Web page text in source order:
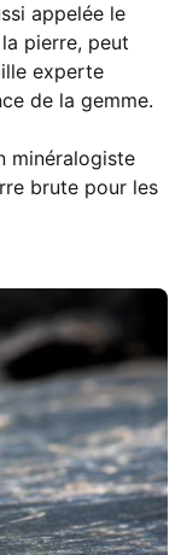
appelée le
pierre, peut
experte
de la gemme.
minéralogiste
brute pour les